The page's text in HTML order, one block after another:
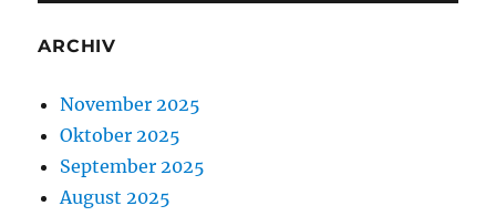
ARCHIV
November 2025
Oktober 2025
September 2025
August 2025